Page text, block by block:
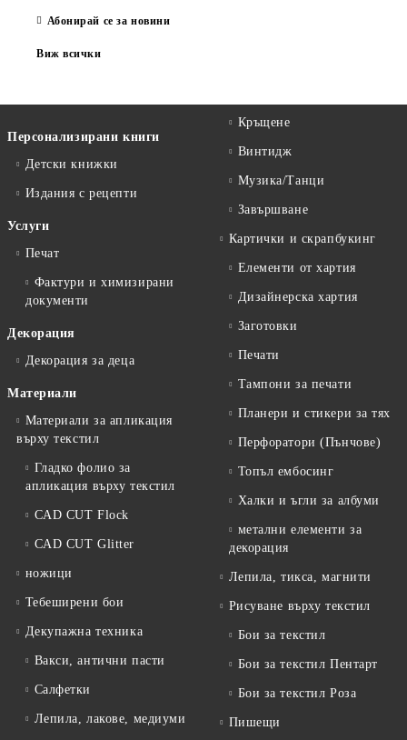
Абонирай се за новини
Виж всички
Персонализирани книги
Детски книжки
Издания с рецепти
Услуги
Печат
Фактури и химизирани
документи
Декорация
Декорация за деца
Материали
Материали за апликация
върху текстил
Гладко фолио за
апликация върху текстил
CAD CUT Flock
CAD CUT Glitter
ножици
Тебеширени бои
Декупажна техника
Вакси, антични пасти
Салфетки
Лепила, лакове, медиуми
Кръщене
Винтидж
Музика/Танци
Завършване
Картички и скрапбукинг
Елементи от хартия
Дизайнерска хартия
Заготовки
Печати
Тампони за печати
Планери и стикери за тях
Перфоратори (Пънчове)
Топъл ембосинг
Халки и ъгли за албуми
метални елементи за
декорация
Лепила, тикса, магнити
Рисуване върху текстил
Бои за текстил
Бои за текстил Пентарт
Бои за текстил Роза
Пишещи